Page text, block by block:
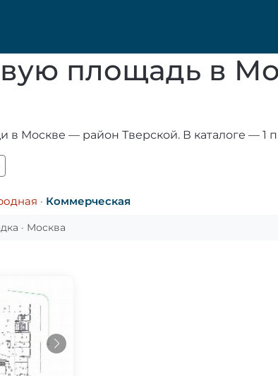
площадь в
в Москве — район Тверской. В каталоге — 1
· Коммерческая
· Москва